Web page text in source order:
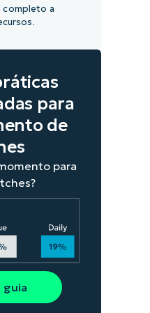
completo a
para
de
para
guia